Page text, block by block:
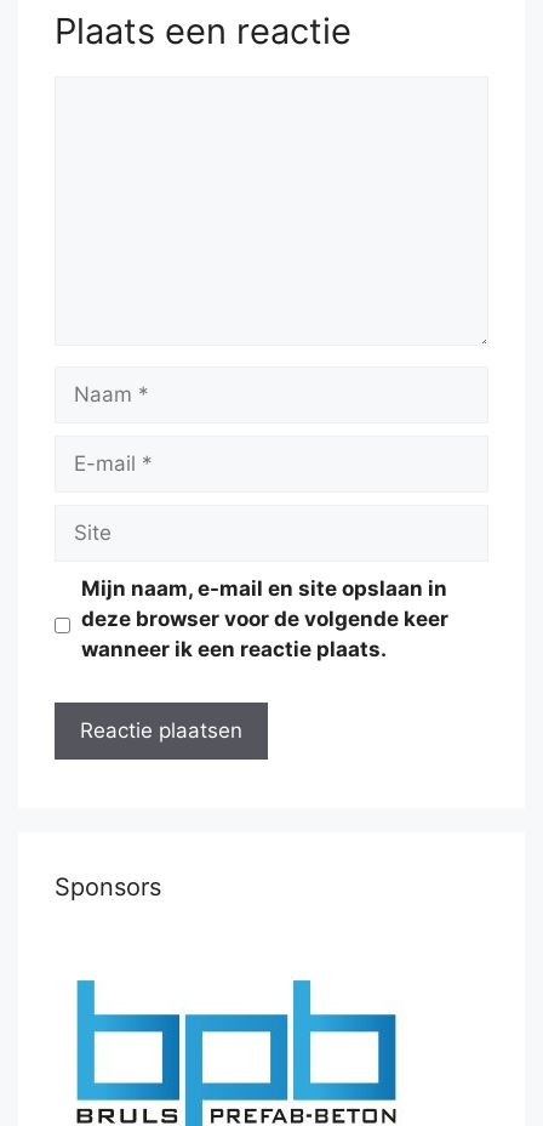
Plaats een reactie
Naam
Site
Mijn naam, e-mail en site opslaan in
deze browser voor de volgende keer
wanneer ik een reactie plaats.
Sponsors